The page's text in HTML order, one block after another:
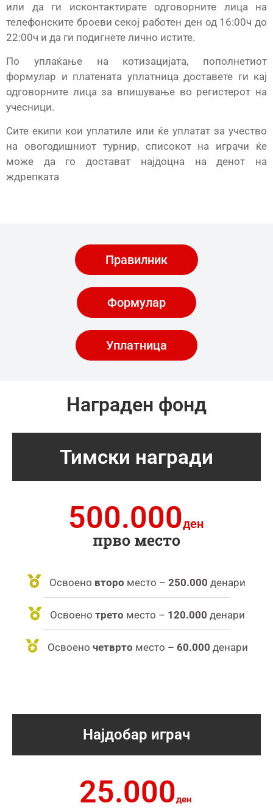
или да ги исконтактирате одговорните лица на
телефонските броеви секој работен ден од 16:00ч до
22:00ч и да ги подигнете лично истите.
По уплаќање на котизацијата, пополнетиот
формулар и платената уплатница доставете ги кај
одговорните лица за впишување во регистерот на
учесници.
Сите екипи кои уплатиле или ќе уплатат за учество
на овогодишниот турнир, списокот на играчи ќе
може да го достават најдоцна на денот на
ждрепката
Правилник
Формулар
Уплатница
Награден фонд
Тимски награди
500.000ден
прво место
Освоено второ место – 250.000 денари
Освоено трето место – 120.000 денари
Освоено четврто место – 60.000 денари
Најдобар играч
25.000ден